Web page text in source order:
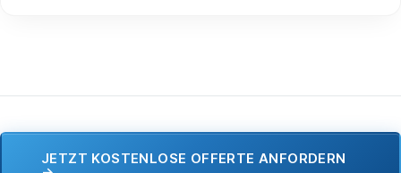
JETZT KOSTENLOSE OFFERTE ANFORDERN